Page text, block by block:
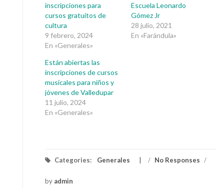
inscripciones para
cursos gratuitos de
cultura
9 febrero, 2024
En «Generales»
Escuela Leonardo
Gómez Jr
28 julio, 2021
En «Farándula»
Están abiertas las
inscripciones de cursos
musicales para niños y
jóvenes de Valledupar
11 julio, 2024
En «Generales»
Categories: Generales / No Responses /
by admin